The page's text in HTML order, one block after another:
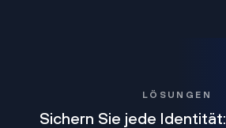
LÖSUNGEN
Sichern Sie jede Identität: